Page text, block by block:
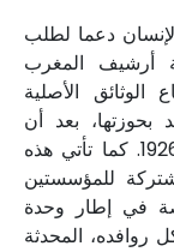
دعما لطلب
المغرب
الأصلية
بحوزتها، بعد أن
استحوذت الجيوش الفرنسية عليها سنة 1926. كما تأتي هذه
للمؤسستين
في إطار وحدة
روافده، المحدثة